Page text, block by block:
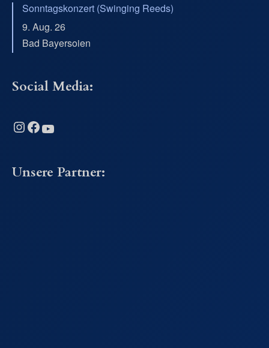
Sonntagskonzert (Swinging Reeds)
9. Aug. 26
Bad Bayersoien
Social Media:
Instagram Facebook YouTube
Unsere Partner: